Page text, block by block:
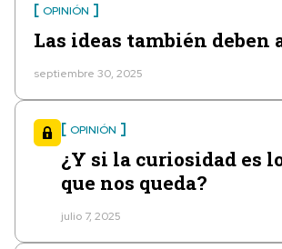
OPINIÓN
Las ideas también deben
septiembre 30, 2025
OPINIÓN
¿Y si la curiosidad es
que nos queda?
julio 7, 2025